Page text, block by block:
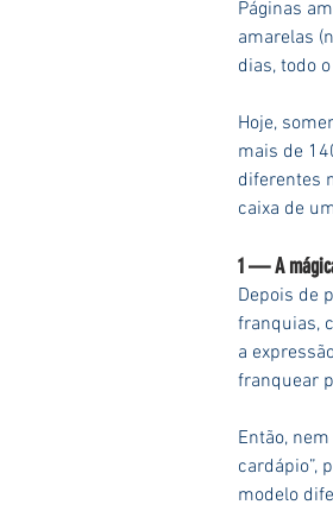
Páginas
amarelas
dias, todo
Hoje,
mais de
diferentes
caixa de
1 — A
Depois de
franquias,
a
franquear
Então,
cardápio”,
modelo